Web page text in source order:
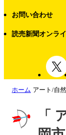
お問い合わせ
読売新聞オンラ
ホーム アート/自
「